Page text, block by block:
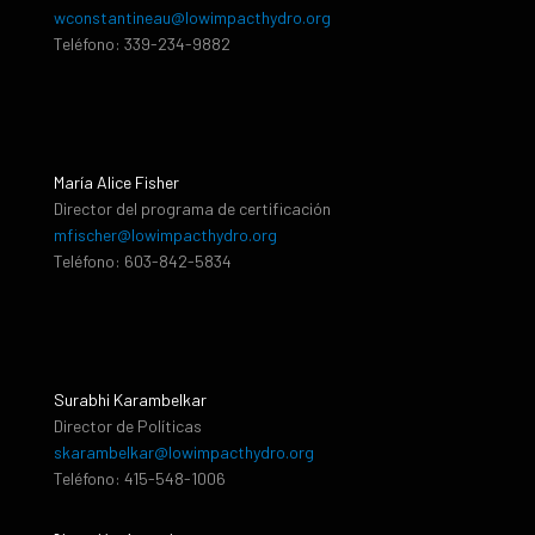
wconstantineau@lowimpacthydro.org
Teléfono: 339-234-9882
María Alice Fisher
Director del programa de certificación
mfischer@lowimpacthydro.org
Teléfono: 603-842-5834
Surabhi Karambelkar
Director de Políticas
skarambelkar@lowimpacthydro.org
Teléfono: 415-548-1006